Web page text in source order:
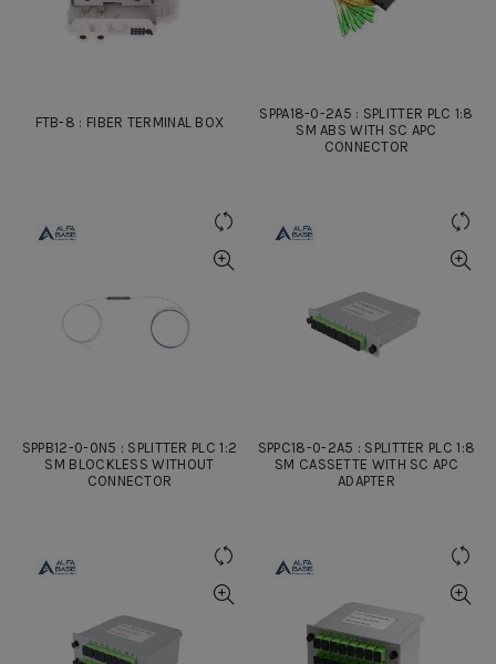
FTB-8 : FIBER TERMINAL BOX
SPPA18-0-2A5 : SPLITTER PLC 1:8
SM ABS WITH SC APC
CONNECTOR
SPPB12-0-0N5 : SPLITTER PLC 1:2
SM BLOCKLESS WITHOUT
CONNECTOR
SPPC18-0-2A5 : SPLITTER PLC 1:8
SM CASSETTE WITH SC APC
ADAPTER